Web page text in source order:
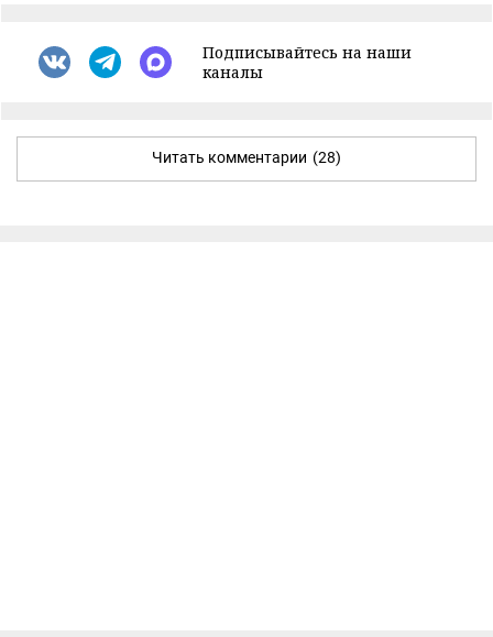
Подписывайтесь на наши
каналы
Читать комментарии (28)